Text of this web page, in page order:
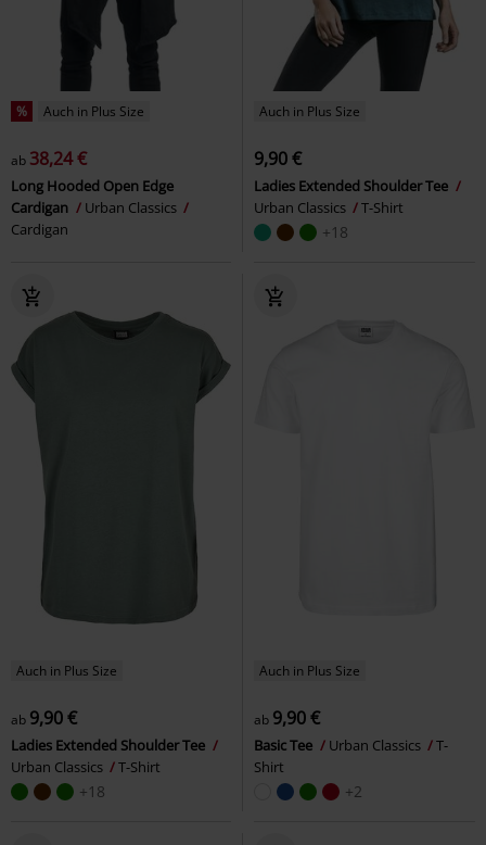
% Auch in Plus Size
ab 38,24 €
Long Hooded Open Edge
Cardigan
Urban Classics
Cardigan
Auch in Plus Size
9,90 €
Ladies Extended Shoulder Tee
Urban Classics
T-Shirt
+18
Auch in Plus Size
ab 9,90 €
Ladies Extended Shoulder Tee
Urban Classics
T-Shirt
+18
Auch in Plus Size
ab 9,90 €
Basic Tee Urban Classics
T-
Shirt
+2